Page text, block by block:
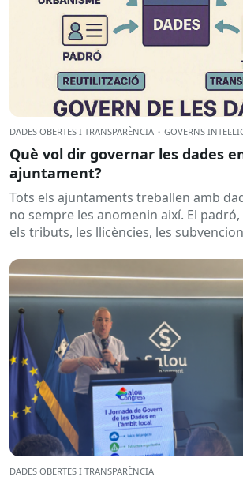
DADES OBERTES I TRANSPARÈNCIA · GOVERNS
Què vol dir governar les dades
ajuntament?
Tots els ajuntaments treballen amb
no sempre les anomenin així. El
els tributs, les llicències, les
DADES OBERTES I TRANSPARÈNCIA